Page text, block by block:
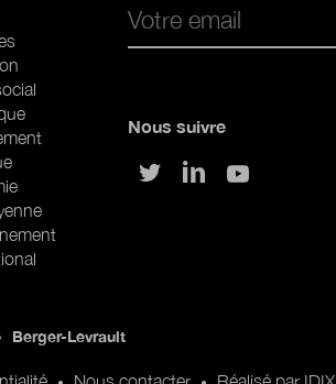
Email *
Nous suivre
sur Twittersur LinkedInsur Youtube
Berger-Levrault